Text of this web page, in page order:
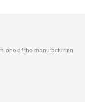
one of the manufacturing